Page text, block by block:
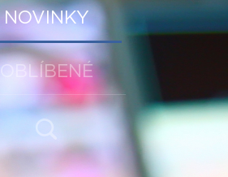
NOVINKY
OBLÍBENÉ